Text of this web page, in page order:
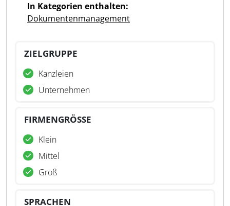
In Kategorien enthalten:
Dokumentenmanagement
ZIELGRUPPE
Kanzleien
Unternehmen
FIRMENGRÖSSE
Klein
Mittel
Groß
SPRACHEN